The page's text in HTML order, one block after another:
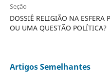
Seção
DOSSIÊ RELIGIÃO NA ESFERA
OU UMA QUESTÃO POLÍTICA?
Artigos Semelhantes